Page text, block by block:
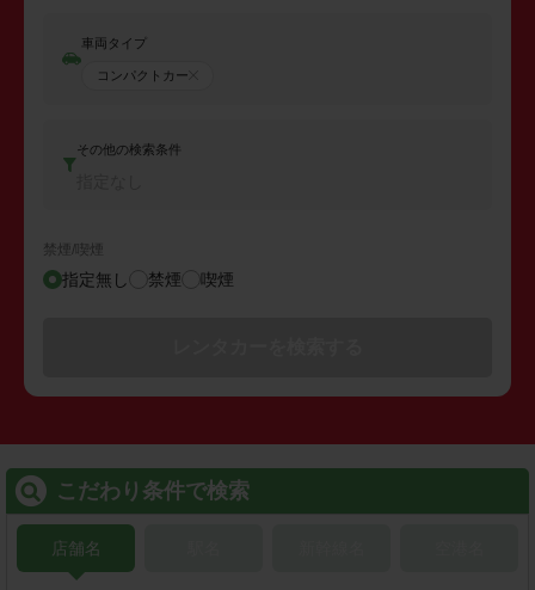
車両タイプ
コンパクトカー
その他の検索条件
禁煙/喫煙
指定無し 禁煙 喫煙
こだわり条件で検索
店舗名